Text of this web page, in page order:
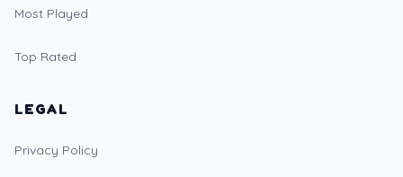
Most Played
Top Rated
LEGAL
Privacy Policy